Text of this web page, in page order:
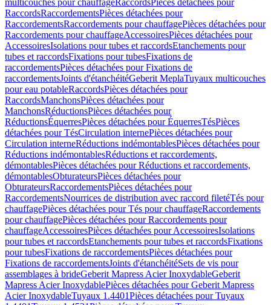
multicouches pour chauffageRaccordsPièces détachées pour
RaccordsRaccordementsPièces détachées pour
RaccordementsRaccordements pour chauffagePièces détachées pour
Raccordements pour chauffageAccessoiresPièces détachées pour
AccessoiresIsolations pour tubes et raccordsEtanchements pour
tubes et raccordsFixations pour tubesFixations de
raccordementsPièces détachées pour Fixations de
raccordementsJoints d'étanchéitéGeberit MeplaTuyaux multicouches
pour eau potableRaccordsPièces détachées pour
RaccordsManchonsPièces détachées pour
ManchonsRéductionsPièces détachées pour
RéductionsÉquerresPièces détachées pour ÉquerresTésPièces
détachées pour TésCirculation internePièces détachées pour
Circulation interneRéductions indémontablesPièces détachées pour
Réductions indémontablesRéductions et raccordements,
démontablesPièces détachées pour Réductions et raccordements,
démontablesObturateursPièces détachées pour
ObturateursRaccordementsPièces détachées pour
RaccordementsNourrices de distribution avec raccord filetéTés pour
chauffagePièces détachées pour Tés pour chauffageRaccordements
pour chauffagePièces détachées pour Raccordements pour
chauffageAccessoiresPièces détachées pour AccessoiresIsolations
pour tubes et raccordsEtanchements pour tubes et raccordsFixations
pour tubesFixations de raccordementsPièces détachées pour
Fixations de raccordementsJoints d'étanchéitéSets de vis pour
assemblages à brideGeberit Mapress Acier InoxydableGeberit
Mapress Acier InoxydablePièces détachées pour Geberit Mapress
Acier InoxydableTuyaux 1.4401Pièces détachées pour Tuyaux